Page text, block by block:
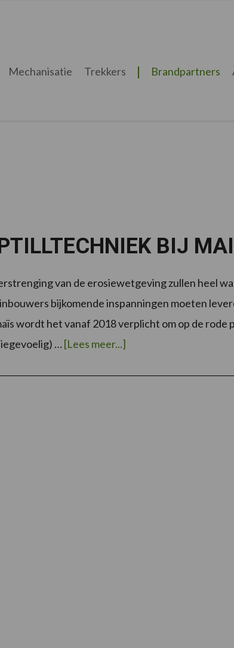
Mechanisatie Trekkers Brandpartners
BIJ
van de erosiewetgeving zullen heel
bijkomende inspanningen moeten
wordt het vanaf 2018 verplicht om op de rode
… [Lees meer...]
BIJ